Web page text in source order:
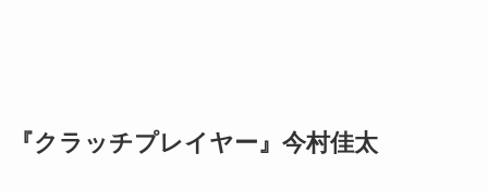
『クラッチプレイヤー』今村佳太